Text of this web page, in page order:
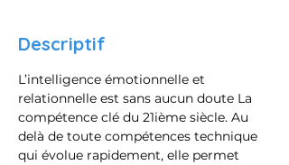
Descriptif
L’intelligence émotionnelle et
relationnelle est sans aucun doute La
compétence clé du 21ième siècle. Au
delà de toute compétences technique
qui évolue rapidement, elle permet